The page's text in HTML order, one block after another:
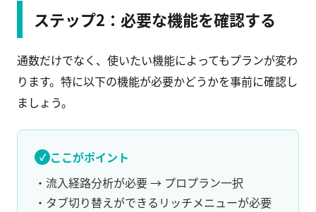
ステップ2：必要な機能を確認する
通数だけでなく、使いたい機能によってもプランが変わ
ります。特に以下の機能が必要かどうかを事前に確認し
ましょう。
ここがポイント
・流入経路分析が必要 → プロプラン一択
・タブ切り替えができるリッチメニューが必要